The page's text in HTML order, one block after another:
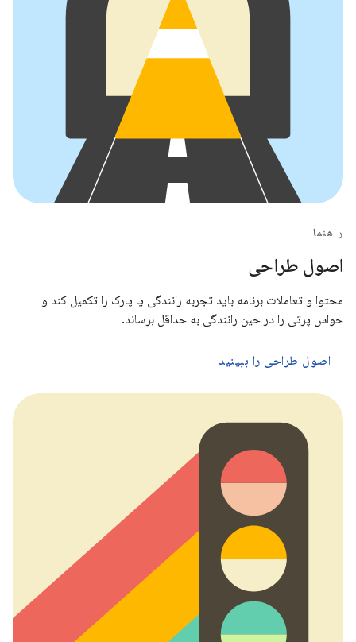
راهنما
اصول طراحی
محتوا و تعاملات برنامه باید تجربه رانندگی یا پارک را تکمیل کند و
حواس پرتی را در حین رانندگی به حداقل برساند.
اصول طراحی را ببینید